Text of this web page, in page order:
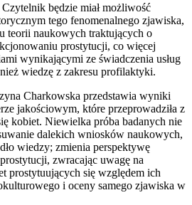
będzie miał możliwość
tego fenomenalnego zjawiska,
teorii naukowych traktujących o
prostytucji, co więcej
wynikającymi ze świadczenia usług
wiedzę z zakresu profilaktyki.
Charkowska przedstawia wyniki
jakościowym, które przeprowadziła z
kobiet. Niewielka próba badanych nie
dalekich wniosków naukowych,
wiedzy; zmienia perspektywę
zwracając uwagę na
prostytuujących się względem ich
i oceny samego zjawiska w